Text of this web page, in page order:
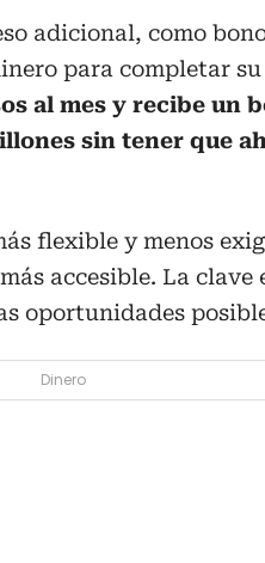
adicional, como
para completar
al mes y recibe un
sin tener que
flexible y menos
accesible. La
oportunidades
Dinero